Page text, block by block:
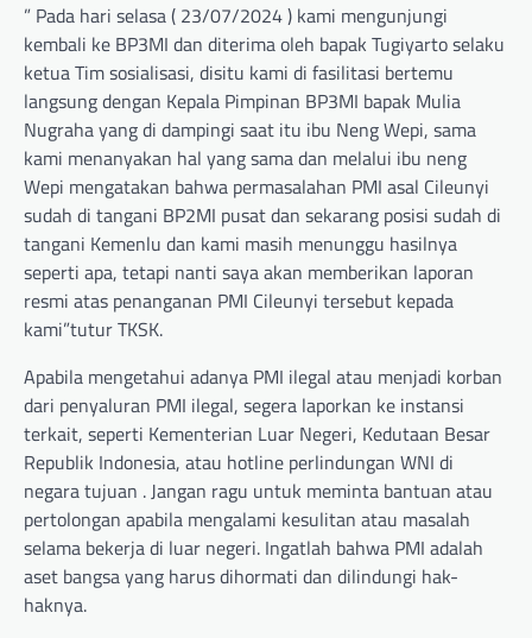
” Pada hari selasa ( 23/07/2024 ) kami mengunjungi
kembali ke BP3MI dan diterima oleh bapak Tugiyarto selaku
ketua Tim sosialisasi, disitu kami di fasilitasi bertemu
langsung dengan Kepala Pimpinan BP3MI bapak Mulia
Nugraha yang di dampingi saat itu ibu Neng Wepi, sama
kami menanyakan hal yang sama dan melalui ibu neng
Wepi mengatakan bahwa permasalahan PMI asal Cileunyi
sudah di tangani BP2MI pusat dan sekarang posisi sudah di
tangani Kemenlu dan kami masih menunggu hasilnya
seperti apa, tetapi nanti saya akan memberikan laporan
resmi atas penanganan PMI Cileunyi tersebut kepada
kami”tutur TKSK.
Apabila mengetahui adanya PMI ilegal atau menjadi korban
dari penyaluran PMI ilegal, segera laporkan ke instansi
terkait, seperti Kementerian Luar Negeri, Kedutaan Besar
Republik Indonesia, atau hotline perlindungan WNI di
negara tujuan . Jangan ragu untuk meminta bantuan atau
pertolongan apabila mengalami kesulitan atau masalah
selama bekerja di luar negeri. Ingatlah bahwa PMI adalah
aset bangsa yang harus dihormati dan dilindungi hak-
haknya.